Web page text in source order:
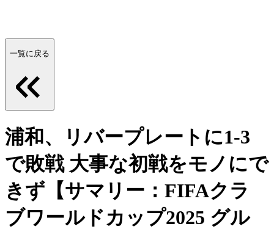
一覧に戻る
浦和、リバープレートに1-3
で敗戦 大事な初戦をモノにで
きず【サマリー：FIFAクラ
ブワールドカップ2025 グル